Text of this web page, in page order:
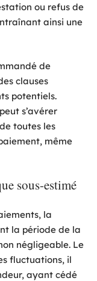
ou refus de
ainsi une
de
clauses
potentiels.
s’avérer
toutes les
même
sous-estimé
la
la période de la
négligeable. Le
fluctuations, il
ayant cédé